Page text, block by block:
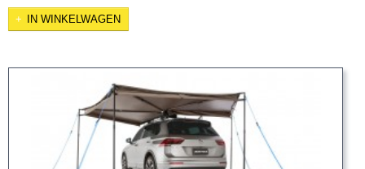
IN WINKELWAGEN